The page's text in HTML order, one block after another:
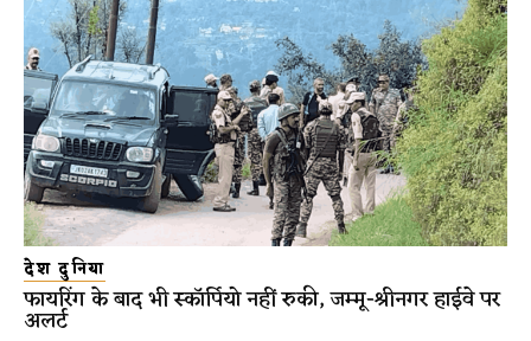
देश दुनिया
फायरिंग के बाद भी स्कॉर्पियो नहीं रुकी, जम्मू-श्रीनगर हाईवे पर
अलर्ट